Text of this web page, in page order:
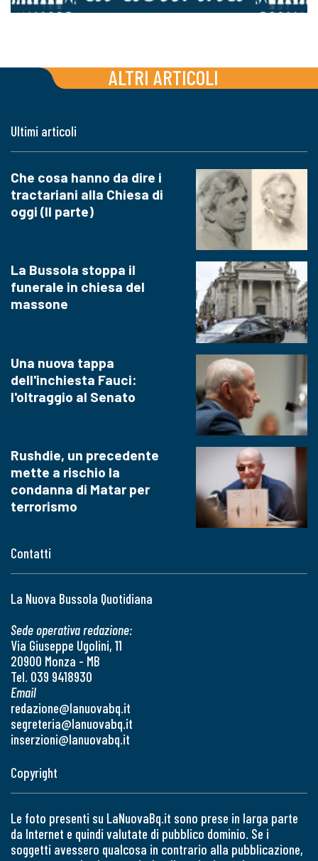
ALTRI ARTICOLI
Contatti
La Nuova Bussola Quotidiana
Sede operativa redazione:
Via Giuseppe Ugolini, 11
20900 Monza - MB
Tel. 039 9418930
Email
redazione@lanuovabq.it
segreteria@lanuovabq.it
inserzioni@lanuovabq.it
Ultimi articoli
Che cosa hanno da dire i
tractariani alla Chiesa di
oggi (II parte)
La Bussola stoppa il
funerale in chiesa del
massone
Una nuova tappa
dell'inchiesta Fauci:
l'oltraggio al Senato
Rushdie, un precedente
mette a rischio la
condanna di Matar per
terrorismo
Copyright
Le foto presenti su LaNuovaBq.it sono prese in larga parte
da Internet e quindi valutate di pubblico dominio. Se i
soggetti avessero qualcosa in contrario alla pubblicazione,